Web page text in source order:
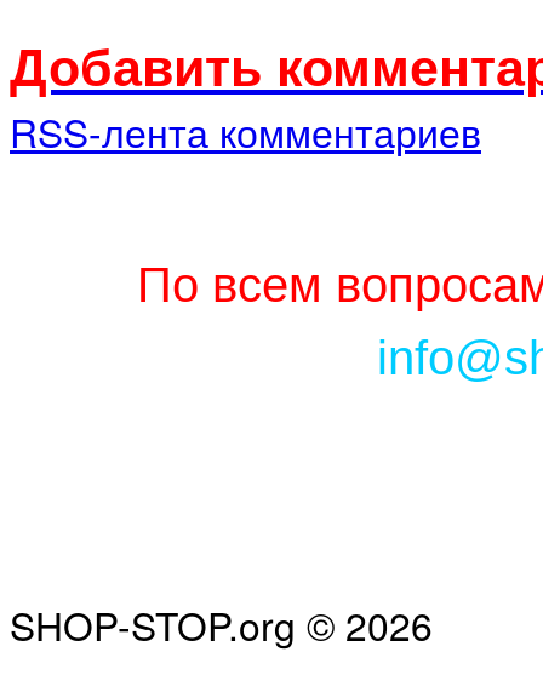
Добавить
RSS-лента комментариев
По всем
SHOP-STOP.org © 2026